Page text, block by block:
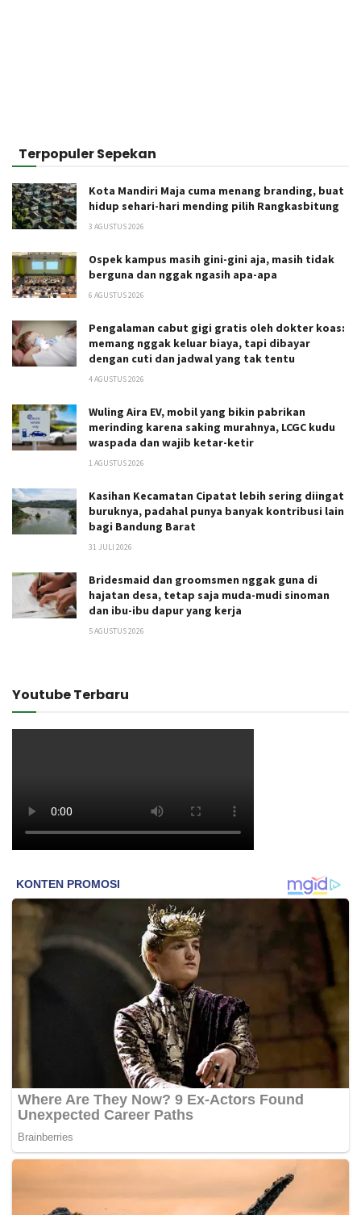
Terpopuler Sepekan
Kota Mandiri Maja cuma menang branding, buat
hidup sehari-hari mending pilih Rangkasbitung
3 AGUSTUS 2026
Ospek kampus masih gini-gini aja, masih tidak
berguna dan nggak ngasih apa-apa
6 AGUSTUS 2026
Pengalaman cabut gigi gratis oleh dokter koas:
memang nggak keluar biaya, tapi dibayar
dengan cuti dan jadwal yang tak tentu
4 AGUSTUS 2026
Wuling Aira EV, mobil yang bikin pabrikan
merinding karena saking murahnya, LCGC kudu
waspada dan wajib ketar-ketir
1 AGUSTUS 2026
Kasihan Kecamatan Cipatat lebih sering diingat
buruknya, padahal punya banyak kontribusi lain
bagi Bandung Barat
31 JULI 2026
Bridesmaid dan groomsmen nggak guna di
hajatan desa, tetap saja muda-mudi sinoman
dan ibu-ibu dapur yang kerja
5 AGUSTUS 2026
Youtube Terbaru